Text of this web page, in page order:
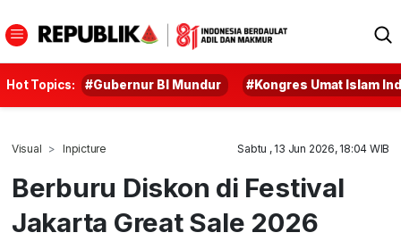
Hot Topics: #Gubernur BI Mundur #Kongres Umat Islam
Visual Inpicture Sabtu , 13 Jun 2026, 18:04 WIB
Berburu Diskon di Festival
Jakarta Great Sale 2026